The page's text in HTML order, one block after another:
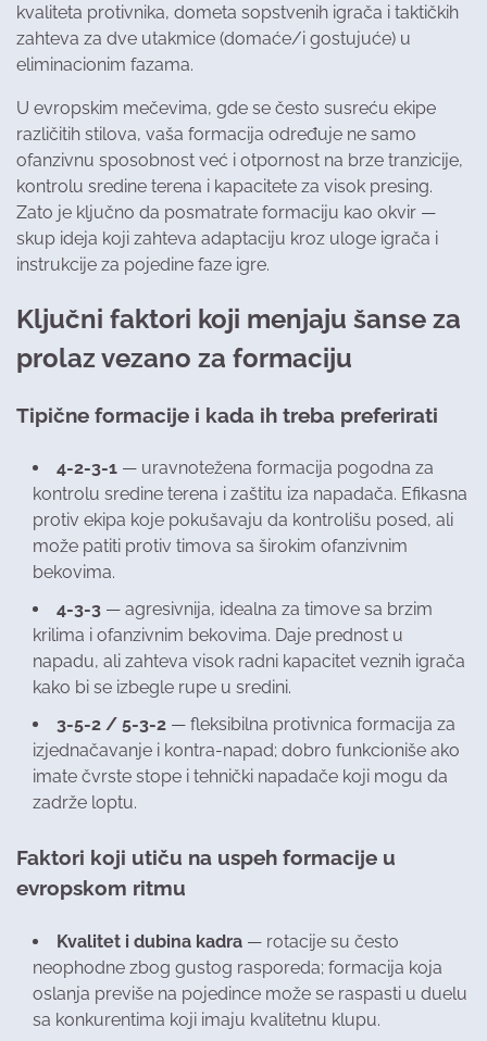
kvaliteta protivnika, dometa sopstvenih igrača i taktičkih
zahteva za dve utakmice (domaće/i gostujuće) u
eliminacionim fazama.
U evropskim mečevima, gde se često susreću ekipe
različitih stilova, vaša formacija određuje ne samo
ofanzivnu sposobnost već i otpornost na brze tranzicije,
kontrolu sredine terena i kapacitete za visok presing.
Zato je ključno da posmatrate formaciju kao okvir —
skup ideja koji zahteva adaptaciju kroz uloge igrača i
instrukcije za pojedine faze igre.
Ključni faktori koji menjaju šanse za
prolaz vezano za formaciju
Tipične formacije i kada ih treba preferirati
4-2-3-1 — uravnotežena formacija pogodna za
kontrolu sredine terena i zaštitu iza napadača. Efikasna
protiv ekipa koje pokušavaju da kontrolišu posed, ali
može patiti protiv timova sa širokim ofanzivnim
bekovima.
4-3-3 — agresivnija, idealna za timove sa brzim
krilima i ofanzivnim bekovima. Daje prednost u
napadu, ali zahteva visok radni kapacitet veznih igrača
kako bi se izbegle rupe u sredini.
3-5-2 / 5-3-2 — fleksibilna protivnica formacija za
izjednačavanje i kontra-napad; dobro funkcioniše ako
imate čvrste stope i tehnički napadače koji mogu da
zadrže loptu.
Faktori koji utiču na uspeh formacije u
evropskom ritmu
Kvalitet i dubina kadra — rotacije su često
neophodne zbog gustog rasporeda; formacija koja
oslanja previše na pojedince može se raspasti u duelu
sa konkurentima koji imaju kvalitetnu klupu.